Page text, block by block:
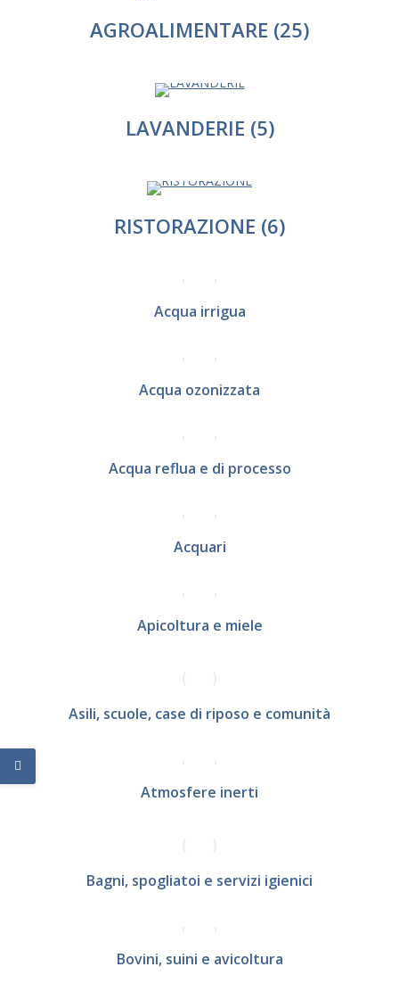
AGROALIMENTARE (25)
LAVANDERIE (5)
RISTORAZIONE (6)
Acqua irrigua
Acqua ozonizzata
Acqua reflua e di processo
Acquari
Apicoltura e miele
Asili, scuole, case di riposo e comunità
Atmosfere inerti
Bagni, spogliatoi e servizi igienici
Bovini, suini e avicoltura